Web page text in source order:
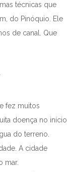
técnicas que
do Pinóquio. Ele
de canal. Que
fez muitos
doença no início
do terreno.
A cidade
mar.